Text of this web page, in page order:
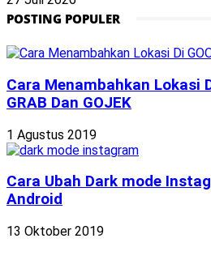
POSTING POPULER
Cara Menambahkan Lokasi
GRAB Dan GOJEK
1 Agustus 2019
Cara Ubah Dark mode
Android
13 Oktober 2019